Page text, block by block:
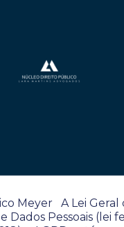
Meyer A Lei Geral
Dados Pessoais (lei